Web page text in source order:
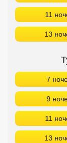
11
13
7
9
11
13